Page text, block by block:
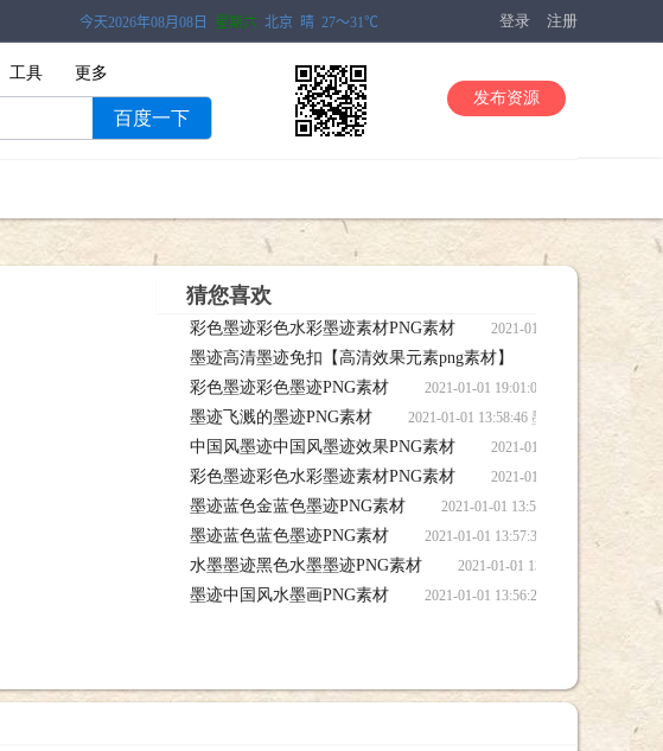
登录 注册
工具 更多
百度一下
发布资源
猜您喜欢
彩色墨迹彩色水彩墨迹素材PNG素材 2021-01-01 19:01:10 彩色
笔刷下载
墨迹高清墨迹免扣【高清效果元素png素材】 2021-01-01
【高清效果元素png素材】笔刷下载
彩色墨迹彩色墨迹PNG素材 2021-01-01 19:01:07 彩色墨迹彩色墨
墨迹飞溅的墨迹PNG素材 2021-01-01 13:58:46 墨迹飞溅的墨迹
中国风墨迹中国风墨迹效果PNG素材 2021-01-01 13:58:36 中国
笔刷下载
彩色墨迹彩色水彩墨迹素材PNG素材 2021-01-01 13:58:32 彩色
笔刷下载
墨迹蓝色金蓝色墨迹PNG素材 2021-01-01 13:57:58 墨迹蓝色金
墨迹蓝色蓝色墨迹PNG素材 2021-01-01 13:57:34 墨迹蓝色蓝色墨
水墨墨迹黑色水墨墨迹PNG素材 2021-01-01 13:57:09 水墨墨迹
墨迹中国风水墨画PNG素材 2021-01-01 13:56:28 墨迹中国风水墨